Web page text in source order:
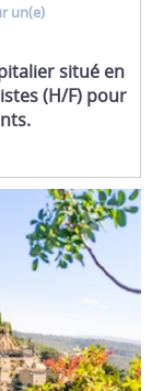
un(e)
situé en
(H/F) pour